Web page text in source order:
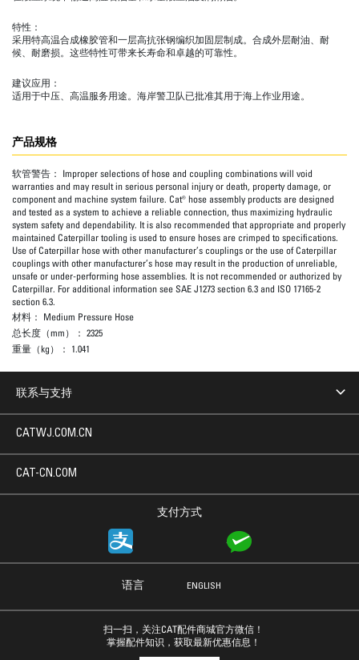
特性：
采用特高温合成橡胶管和一层高抗张钢编织加固层制成。合成外层耐油、耐
候、耐磨损。这些特性可带来长寿命和卓越的可靠性。
建议应用：
适用于中压、高温服务用途。海岸警卫队已批准其用于海上作业用途。
产品规格
软管警告： Improper selections of hose and coupling combinations will void
warranties and may result in serious personal injury or death, property damage, or
component and machine system failure. Cat® hose assembly products are designed
and tested as a system to achieve a reliable connection, thus maximizing hydraulic
system safety and dependability. It is also recommended that appropriate and properly
maintained Caterpillar tooling is used to ensure hoses are crimped to specifications.
Use of Caterpillar hose with other manufacturer’s couplings or the use of Caterpillar
couplings with other manufacturer’s hose may result in the production of unreliable,
unsafe or under-performing hose assemblies. It is not recommended or authorized by
Caterpillar. For additional information see SAE J1273 section 6.3 and ISO 17165-2
section 6.3.
材料： Medium Pressure Hose
总长度（mm）： 2325
重量（kg）： 1.041
联系与支持
支付方式
CATWJ.COM.CN
CAT-CN.COM
语言 ENGLISH
扫一扫，关注CAT配件商城官方微信！
掌握配件知识，获取最新优惠信息！